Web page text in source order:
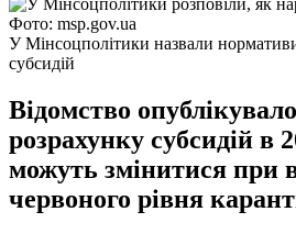
Фото: msp.gov.ua
У Мінсоцполітики назвали
субсидій
Відомство
розрахунку субсидій в
можуть змінитися при
червоного рівня